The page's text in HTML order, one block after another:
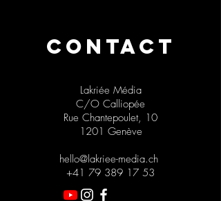
CONTACT
Lakriée Média
C/O Calliopée
Rue Chantepoulet, 10
1201 Genève
hello@lakriee-media.ch
+41 79 389 17 53